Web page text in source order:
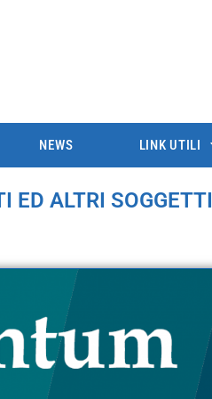
NEWS LINK UTILI
ED ALTRI SOGGETTI